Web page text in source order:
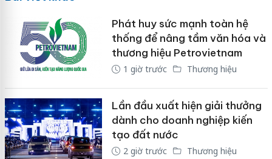
Phát huy sức mạnh toàn hệ
thống để nâng tầm văn hóa và
thương hiệu Petrovietnam
1 giờ trước Thương hiệu
Lần đầu xuất hiện giải thưởng
dành cho doanh nghiệp kiến
tạo đất nước
2 giờ trước Thương hiệu